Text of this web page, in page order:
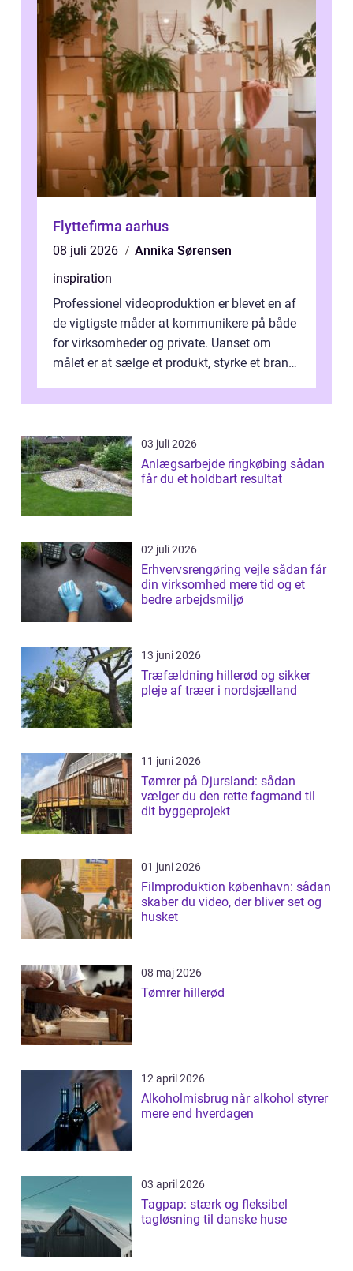
Flyttefirma aarhus
08 juli 2026
Annika Sørensen
inspiration
Professionel videoproduktion er blevet en af
de vigtigste måder at kommunikere på både
for virksomheder og private. Uanset om
målet er at sælge et produkt, styrke et brand,
03 juli 2026
Anlægsarbejde ringkøbing sådan
får du et holdbart resultat
02 juli 2026
Erhvervsrengøring vejle sådan får
din virksomhed mere tid og et
bedre arbejdsmiljø
13 juni 2026
Træfældning hillerød og sikker
pleje af træer i nordsjælland
11 juni 2026
Tømrer på Djursland: sådan
vælger du den rette fagmand til
dit byggeprojekt
01 juni 2026
Filmproduktion københavn: sådan
skaber du video, der bliver set og
husket
08 maj 2026
Tømrer hillerød
12 april 2026
Alkoholmisbrug når alkohol styrer
mere end hverdagen
03 april 2026
Tagpap: stærk og fleksibel
tagløsning til danske huse